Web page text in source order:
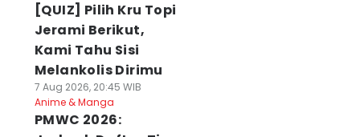
[QUIZ] Pilih Kru Topi
Jerami Berikut,
Kami Tahu Sisi
Melankolis Dirimu
7 Aug 2026, 20:45 WIB
Anime & Manga
PMWC 2026: